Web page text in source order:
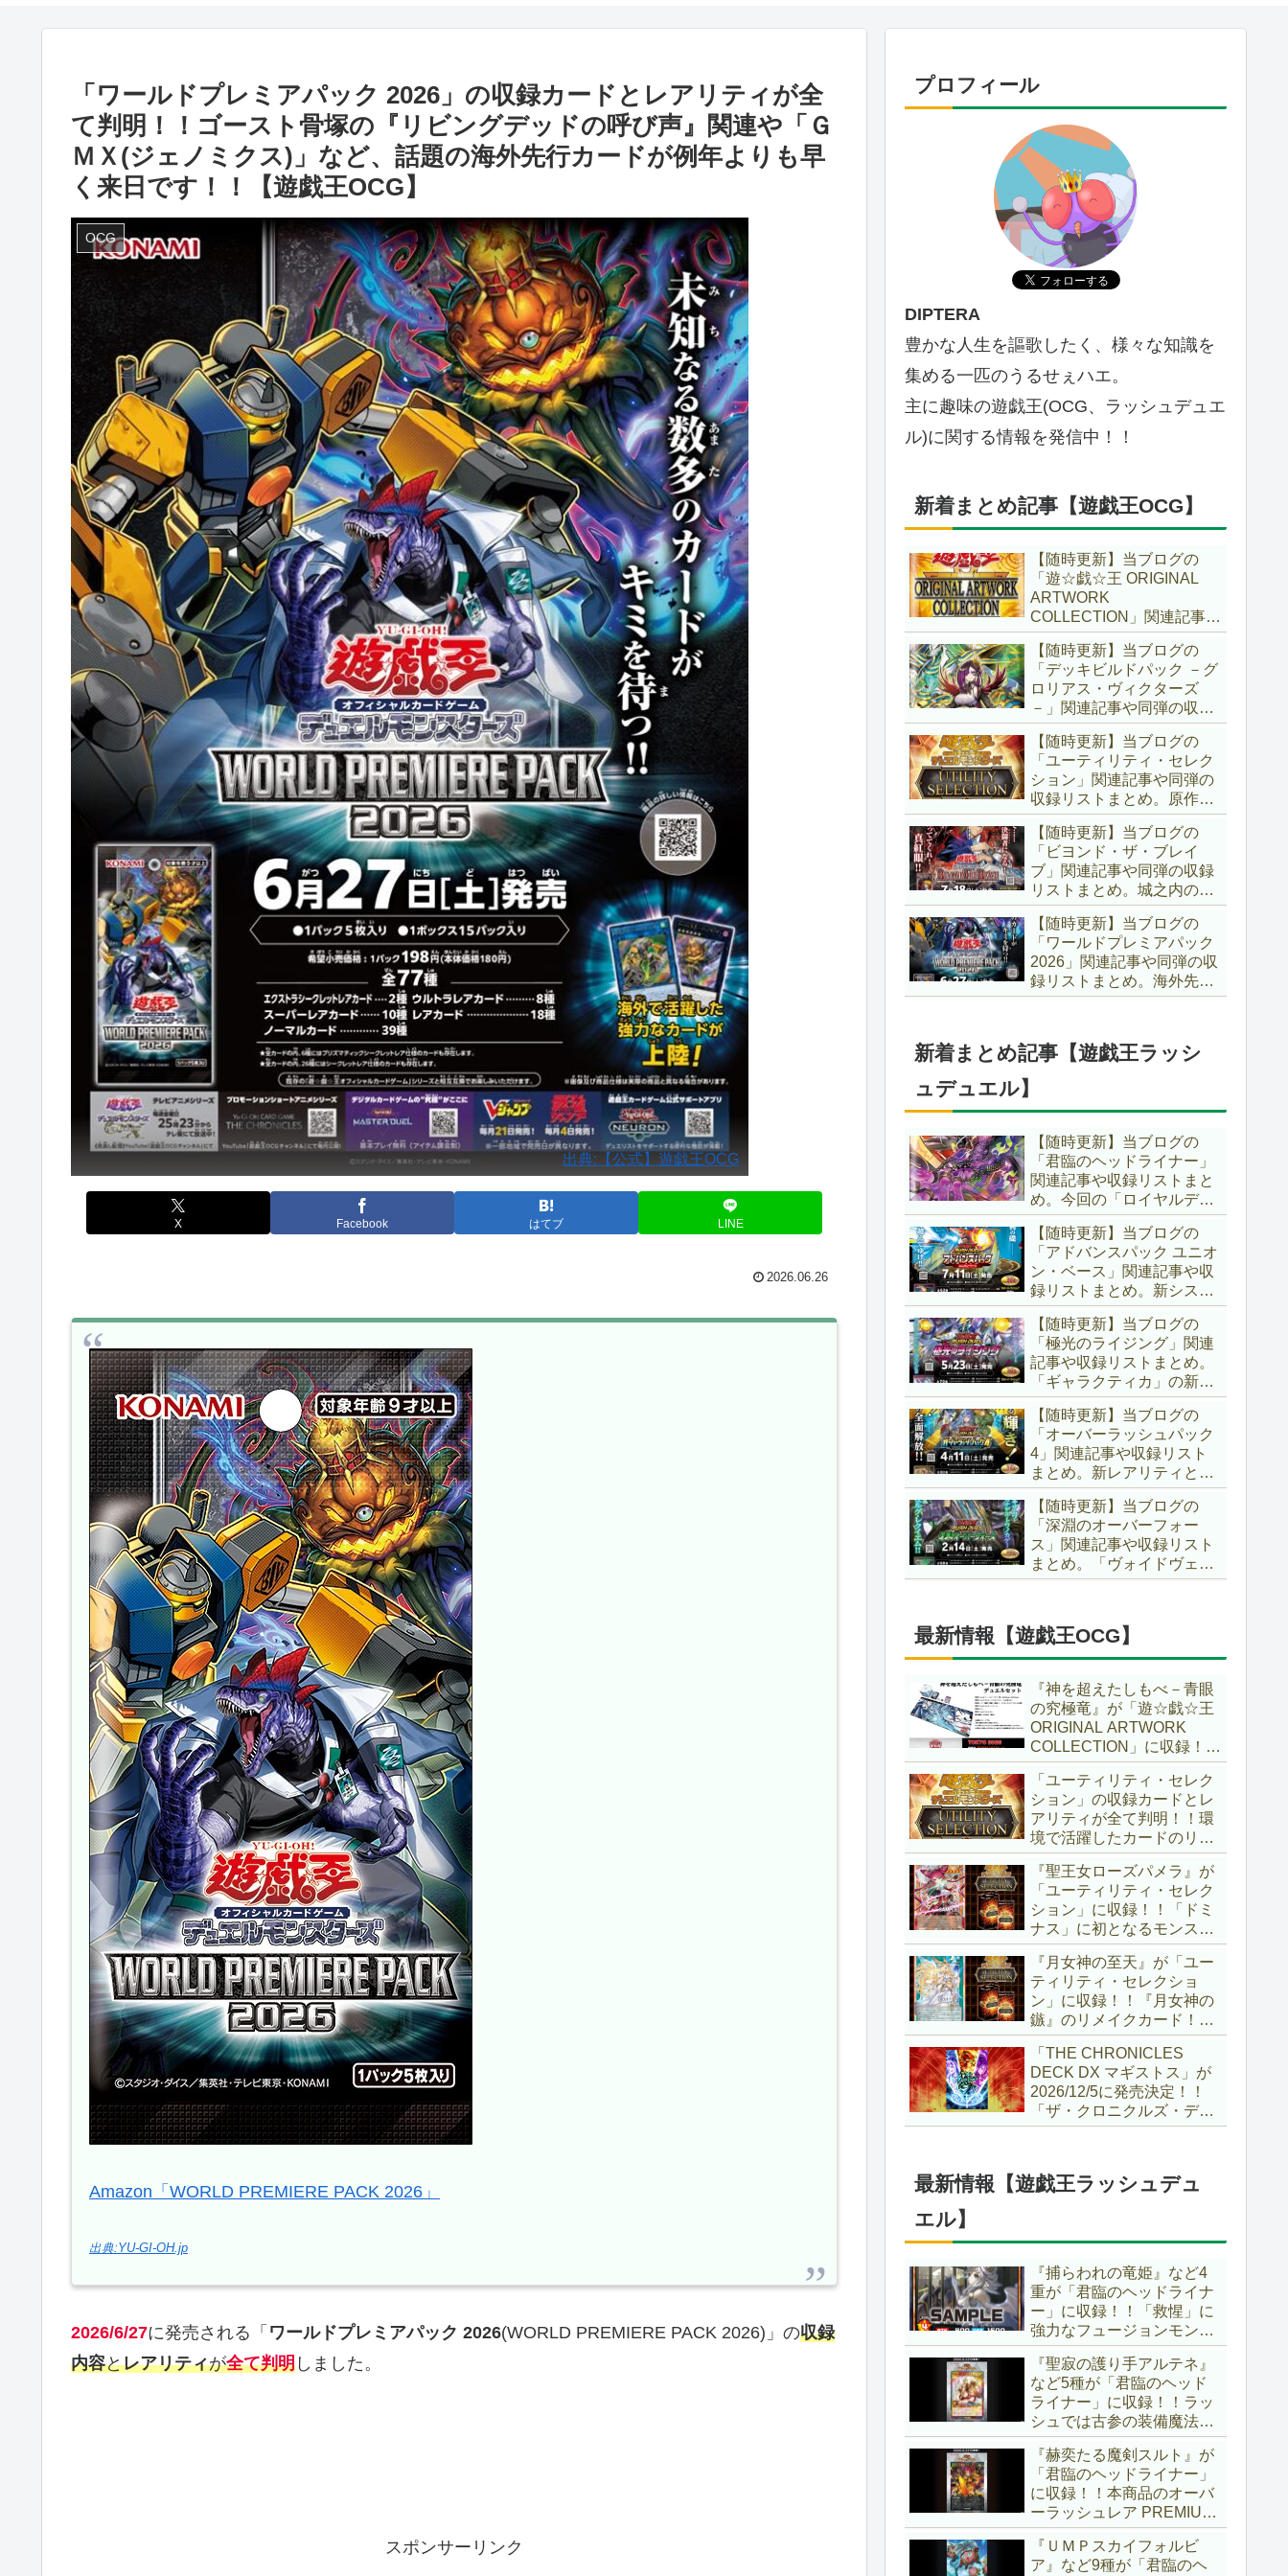
「ワールドプレミアパック 2026」の収録カードとレアリティが全
て判明！！ゴースト骨塚の『リビングデッドの呼び声』関連や「Ｇ
ＭＸ(ジェノミクス)」など、話題の海外先行カードが例年よりも早
く来日です！！【遊戯王OCG】
OCG
出典:【公式】遊戯王OCG
X Facebook はてブ LINE
2026.06.26
Amazon「WORLD PREMIERE PACK 2026」
出典:YU-GI-OH.jp
2026/6/27に発売される「 ワールドプレミアパック 2026(WORLD PREMIERE PACK 2026)」の収録
内容とレアリティが全て判明 しました。
スポンサーリンク
プロフィール
DIPTERA
豊かな人生を謳歌したく、様々な知識を
集める一匹のうるせぇハエ。
主に趣味の遊戯王(OCG、ラッシュデュエ
ル)に関する情報を発信中！！
新着まとめ記事【遊戯王OCG】
【随時更新】当ブログの
「遊☆戯☆王 ORIGINAL
ARTWORK
COLLECTION」関連記事や
同弾の収録リストまとめ。
マンガスタイルとオーバー
フレームに焦点を当てた新
商品！！また、原作のモン
スターもリメイクされてい
ます！！【遊戯王OCG】
【随時更新】当ブログの
「デッキビルドパック －グ
ロリアス・ヴィクターズ
－」関連記事や同弾の収録
リストまとめ。効果を持た
ない古のモンスターを使役
する儀式テーマ「セネト」
に加え、「レイズ・ムー
ン」や「異解△」も登
場！！【遊戯王OCG】
【随時更新】当ブログの
「ユーティリティ・セレク
ション」関連記事や同弾の
収録リストまとめ。原作の
名シーンや懐かしの人気モ
ンスターをイメージした新
規カードが多数登場！！ま
た、「ドミナス」などの豪
華再録にも注目ですね～。
【遊戯王OCG】
【随時更新】当ブログの
「ビヨンド・ザ・ブレイ
ブ」関連記事や同弾の収録
リストまとめ。城之内のカ
ードたちが『時の黒魔術
師』関連となってリメイ
ク！！さらに、「Ｄ－ＨＥ
ＲＯ」の『幽獄の時計塔』
も待望のリメイクです！！
【随時更新】当ブログの
「ワールドプレミアパック
2026」関連記事や同弾の収
録リストまとめ。海外先行
カードが例年より早く来
ージした『リビングデッド
の呼び声』関連に注目が集
新着まとめ記事【遊戯王ラッシ
ュデュエル】
【随時更新】当ブログの
「君臨のヘッドライナー」
関連記事や収録リストまと
め。今回の「ロイヤルデモ
ンズ」は相手モンスターを
リリース！！また、新テー
マとして「救惺」、「ヘル
シィ」、「ゴエゴエ」も登
場です！！【遊戯王ラッシ
ュデュエル】
【随時更新】当ブログの
「アドバンスパック ユニオ
ン・ベース」関連記事や収
録リストまとめ。新システ
ム「ユニオンフュージョ
ン」の登場により、ようや
く原作さながらの「ＸＹ
Ｚ」が使用可能となりまし
た！！【遊戯王ラッシュデ
ュエル】
【随時更新】当ブログの
「極光のライジング」関連
記事や収録リストまとめ。
「ギャラクティカ」の新た
なフュージョンモンスター
やイラスト違い、「報道」
の強化に加え、幻竜族の新
テーマ「纏竜」も登場で
す！！【遊戯王ラッシュデ
ュエル】
【随時更新】当ブログの
「オーバーラッシュパック
4」関連記事や収録リスト
まとめ。新レアリティとし
てフルオーバーラッシュレ
ア仕様が初登場！！そし
て、OCGの大人気テーマ
「霊使い」も同時に実装さ
れています！！【遊戯王ラ
【随時更新】当ブログの
「深淵のオーバーフォー
ス」関連記事や収録リスト
まとめ。「ヴォイドヴェル
グ」や「夢中」、「ラ
「コスモス姫」などの人気
テーマ強化に加え、「冥
跡」もテーマ化です！！
【遊戯王ラッシュデュエ
ル】
最新情報【遊戯王OCG】
『神を超えたしもべ－青眼
の究極竜』が「遊☆戯☆王
ORIGINAL ARTWORK
COLLECTION」に収録！！
3回の攻撃と除去、強固な
耐性と、正しく『強靭！無
敵！最強！』な「ブルーア
イズ」が登場です！！【遊
戯王OCG】
「ユーティリティ・セレク
ション」の収録カードとレ
アリティが全て判明！！環
境で活躍したカードのリメ
イクが多数収録！！調整版
『墓穴の指名者』や「ドミ
ナス」の少女のカード化な
ど、注目要素が満載ですね
～。【遊戯王OCG】
『聖王女ローズパメラ』が
「ユーティリティ・セレク
ション」に収録！！「ドミ
ナス」に初となるモンスタ
ーが登場！！『聖王の粉
砕』や『列王詩篇』に描か
れていた少女で、実際にこ
の2種を強力にサポートし
ていますね！！【遊戯王
OCG】
『月女神の至天』が「ユー
ティリティ・セレクショ
ン」に収録！！『月女神の
鏃』のリメイクカード！！
選出傾向が読めなくなりま
したが、後攻向けとは言え
無効化範囲の広がった『墓
穴の指名者』はめちゃくち
ゃ強力ですね！？【遊戯王
「THE CHRONICLES
DECK DX マギストス」が
2026/12/5に発売決定！！
「ザ・クロニクルズ・デッ
キ」がリニューアル！！第
「エンディミオン」が選出
されています！！【遊戯王
最新情報【遊戯王ラッシュデュ
エル】
『捕らわれの竜姫』など4
重が「君臨のヘッドライナ
ー」に収録！！「救惺」に
強力なフュージョンモンス
ターとサポーターが登
場！！性能の高さはもちろ
ん、イラストから推察され
る背景ストーリーも興味深
い……。【遊戯王ラッシュ
デュエル】
『聖寂の護り手アルテネ』
など5種が「君臨のヘッド
ライナー」に収録！！ラッ
シュでは古参の装備魔法
『アルテネの加護』がテー
マ化！！3種のユニオンが
存在し、天使族では汎用的
なサポーターとなります
ね！！【遊戯王ラッシュデ
ュエル】
『赫奕たる魔剣スルト』が
「君臨のヘッドライナー」
に収録！！本商品のオーバ
ーラッシュレア PREMIUM
BLACK Ver.枠！！初の下級
モンスターで、「ヘルシ
ィ」と相性抜群なバウンス
『ＵＭＰスカイフォルビ
ア』など9種が「君臨のヘ